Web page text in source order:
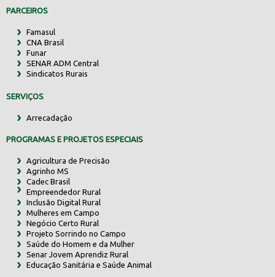
PARCEIROS
Famasul
CNA Brasil
Funar
SENAR ADM Central
Sindicatos Rurais
SERVIÇOS
Arrecadação
PROGRAMAS E PROJETOS ESPECIAIS
Agricultura de Precisão
Agrinho MS
Cadec Brasil
Empreendedor Rural
Inclusão Digital Rural
Mulheres em Campo
Negócio Certo Rural
Projeto Sorrindo no Campo
Saúde do Homem e da Mulher
Senar Jovem Aprendiz Rural
Educação Sanitária e Saúde Animal